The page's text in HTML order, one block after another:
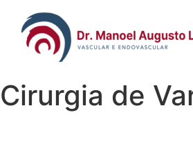
Cirurgia de